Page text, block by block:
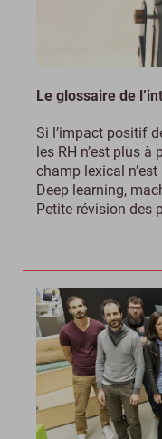
Le glossaire de
Si l’impact positif
les RH n’est plus à
champ lexical
Deep learning,
Petite révision des